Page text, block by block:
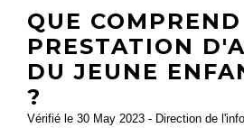
QUE
PRESTATION
DU JEUNE
?
Vérifié le 30 May 2023 - Direction de